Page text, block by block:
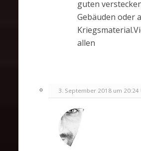
guten
Gebäuden oder
allen
3. September 2018 um 20:24